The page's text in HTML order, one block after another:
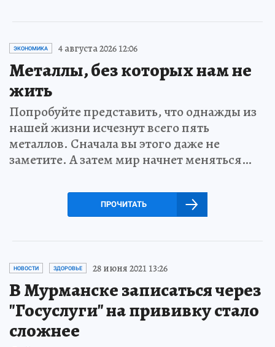
ЭКОНОМИКА 4 августа 2026 12:06
Металлы, без которых нам не
жить
Попробуйте представить, что однажды из
нашей жизни исчезнут всего пять
металлов. Сначала вы этого даже не
заметите. А затем мир начнет меняться…
ПРОЧИТАТЬ
НОВОСТИ ЗДОРОВЬЕ 28 июня 2021 13:26
В Мурманске записаться через
"Госуслуги" на прививку стало
сложнее